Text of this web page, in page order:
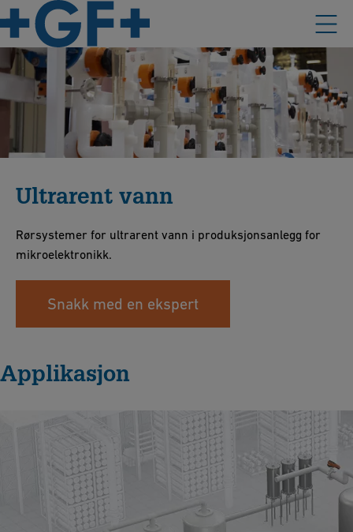
Ultrarent vann
Rørsystemer for ultrarent vann i produksjonsanlegg for
mikroelektronikk.
Snakk med en ekspert
Applikasjon